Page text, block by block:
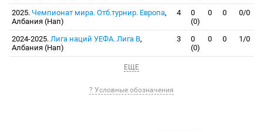
2025. Чемпионат мира. Отб.турнир. Европа,
Албания (Нап)
4
0
(0)
0 0 0/0
2024-2025. Лига наций УЕФА. Лига В,
Албания (Нап)
3
0
(0)
0 0 1/0
ЕЩЕ
? Условные обозначения